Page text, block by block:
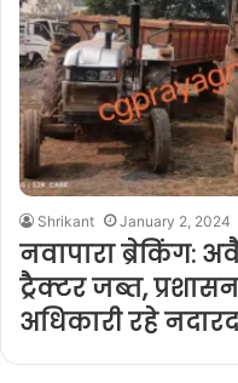
Shrikant January 2, 2024
नवापारा ब्रेकिंग:
ट्रैक्टर जब्त,
अधिकारी रहे नदारद